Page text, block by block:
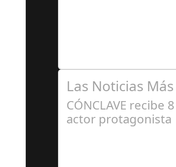
Las Noticias
CÓNCLAVE
actor protagonista